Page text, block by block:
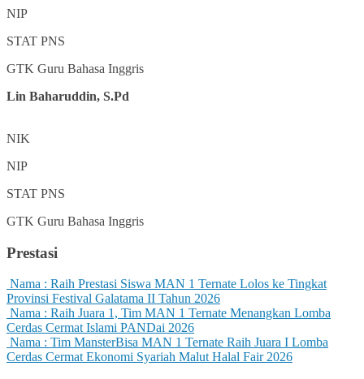
NIP
STAT PNS
GTK Guru Bahasa Inggris
Lin Baharuddin, S.Pd
NIK
NIP
STAT PNS
GTK Guru Bahasa Inggris
Prestasi
Nama : Raih Prestasi Siswa MAN 1 Ternate Lolos ke Tingkat
Provinsi Festival Galatama II Tahun 2026
Nama : Raih Juara 1, Tim MAN 1 Ternate Menangkan Lomba
Cerdas Cermat Islami PANDai 2026
Nama : Tim MansterBisa MAN 1 Ternate Raih Juara I Lomba
Cerdas Cermat Ekonomi Syariah Malut Halal Fair 2026